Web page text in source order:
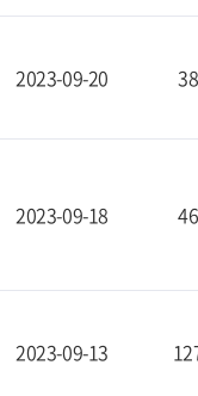
2023-09-20
2023-09-18
2023-09-13